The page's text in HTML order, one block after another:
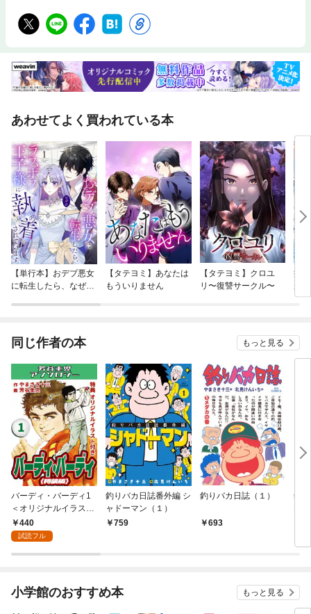
あわせてよく買われている本
【単行本】おデブ悪女
に転生したら、なぜか
【タテヨミ】あなたは
もういりません
【タテヨミ】クロユ
リ〜復讐サークル〜
病
が
ぎ
同じ作者の本 もっと見る
バーディ・バーディ1
＜オリジナルイラスト
付き特装版＞・芳谷圭
児アンソロジー
440
試読フル
釣りバカ日誌番外編 シ
ャドーマン（１）
759
釣りバカ日誌（１）
693
釣
小学館のおすすめ本 もっと見る